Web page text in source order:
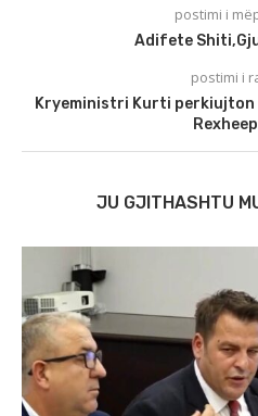
postimi i
Adifete
postimi i
Kryeministri Kurti
JU GJITHASHTU